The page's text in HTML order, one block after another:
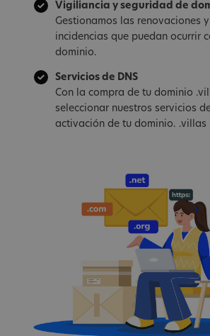
Vigiliancia y seguridad de
Gestionamos las renovaciones
incidencias que puedan ocurrir
dominio.
Servicios de DNS
Con la compra de tu dominio
seleccionar nuestros servicios
activación de tu dominio. .villas